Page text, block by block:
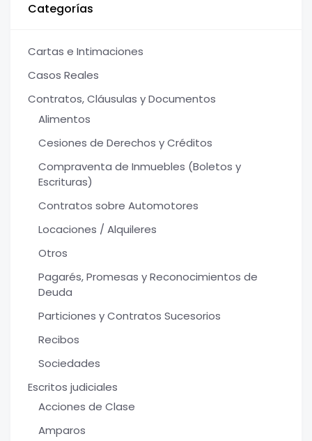
Categorías
Cartas e Intimaciones
Casos Reales
Contratos, Cláusulas y Documentos
Alimentos
Cesiones de Derechos y Créditos
Compraventa de Inmuebles (Boletos y
Escrituras)
Contratos sobre Automotores
Locaciones / Alquileres
Otros
Pagarés, Promesas y Reconocimientos de
Deuda
Particiones y Contratos Sucesorios
Recibos
Sociedades
Escritos judiciales
Acciones de Clase
Amparos